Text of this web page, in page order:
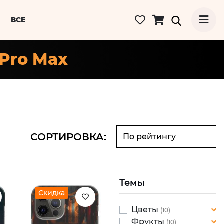
ВСЕ
Max
СОРТИРОВКА:
Скидка
Темы
Цветы (10)
Ромашки
Фрукты (10)